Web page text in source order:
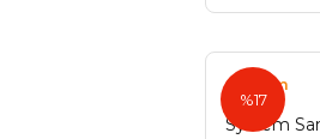
%17
System
System